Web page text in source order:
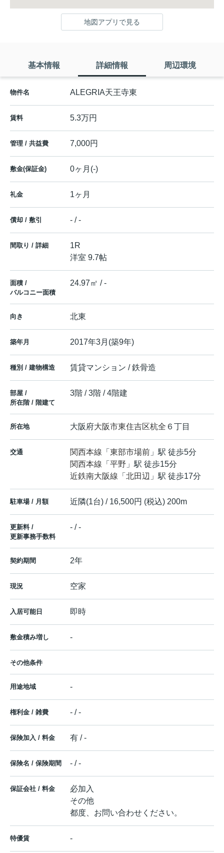
地図アプリで見る
基本情報 詳細情報 周辺環境
物件名 ALEGRIA天王寺東
賃料 5.3万円
管理 / 共益費 7,000円
敷金(保証金) 0ヶ月(-)
礼金 1ヶ月
償却 / 敷引 - / -
間取り / 詳細
1R
洋室 9.7帖
面積 /
バルコニー面積
24.97㎡ / -
向き 北東
築年月 2017年3月(築9年)
種別 / 建物構造 賃貸マンション / 鉄骨造
部屋 /
所在階 / 階建て
3階 / 3階 / 4階建
所在地 大阪府大阪市東住吉区杭全 ６丁目
交通 関西本線 「 東部市場前 」駅 徒歩5分
関西本線 「 平野 」駅 徒歩15分
近鉄南大阪線 「 北田辺 」駅 徒歩17分
駐車場 / 月額 近隣(1台) / 16,500円 (税込) 200m
更新料 /
更新事務手数料
- / -
契約期間 2年
現況 空家
入居可能日 即時
敷金積み増し -
その他条件
用途地域 -
権利金 / 雑費 - / -
保険加入 / 料金 有 / -
保険名 / 保険期間 - / -
保証会社 / 料金
必加入
その他
都度、お問い合わせください。
特優賃 -